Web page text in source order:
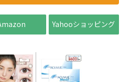
Yahooショッピング